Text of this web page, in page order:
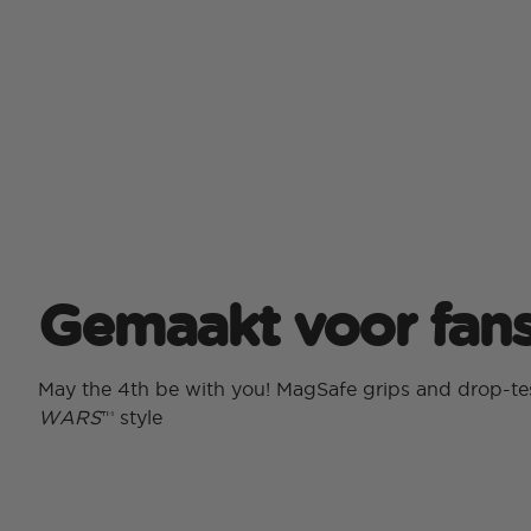
Gemaakt voor
May the 4th be with you! MagSafe grips and drop-
WARS™ style